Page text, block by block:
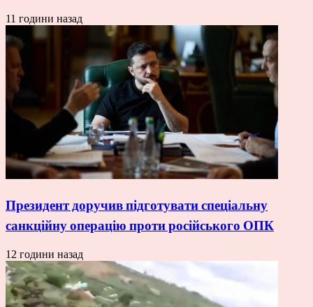
11 години назад
Президент доручив підготувати спеціальну
санкційну операцію проти російського ОПК
12 години назад